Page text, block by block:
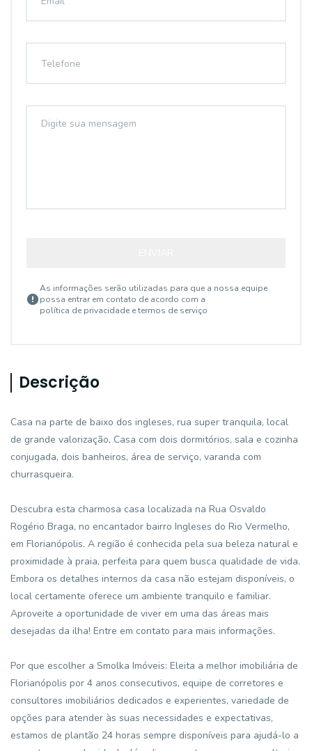
As informações serão utilizadas para que a nossa equipe
possa entrar em contato de acordo com a
política de privacidade e termos de serviço
Descrição
Casa na parte de baixo dos ingleses, rua super tranquila, local
de grande valorização, Casa com dois dormitórios, sala e cozinha
conjugada, dois banheiros, área de serviço, varanda com
churrasqueira.
Descubra esta charmosa casa localizada na Rua Osvaldo
Rogério Braga, no encantador bairro Ingleses do Rio Vermelho,
em Florianópolis. A região é conhecida pela sua beleza natural e
proximidade à praia, perfeita para quem busca qualidade de vida.
Embora os detalhes internos da casa não estejam disponíveis, o
local certamente oferece um ambiente tranquilo e familiar.
Aproveite a oportunidade de viver em uma das áreas mais
desejadas da ilha! Entre em contato para mais informações.
Por que escolher a Smolka Imóveis: Eleita a melhor imobiliária de
Florianópolis por 4 anos consecutivos, equipe de corretores e
consultores imobiliários dedicados e experientes, variedade de
opções para atender às suas necessidades e expectativas,
estamos de plantão 24 horas sempre disponíveis para ajudá-lo a